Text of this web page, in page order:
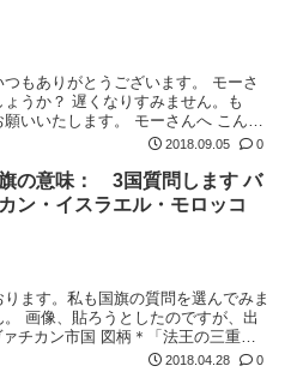
もありがとうございます。 モーさ
うか？ 遅くなりすみません。も
いいたします。 モーさんへ こんば
ありがとうございました。 ご出張前
2018.09.05 0
の意味： 3国質問します バ
ン・イスラエル・モロッコ
ます。私も国旗の質問を選んでみま
画像、貼ろうとしたのですが、出
チカン市国 図柄＊「法王の三重
の鍵」イエスがペテロに「私はあな
2018.04.28 0